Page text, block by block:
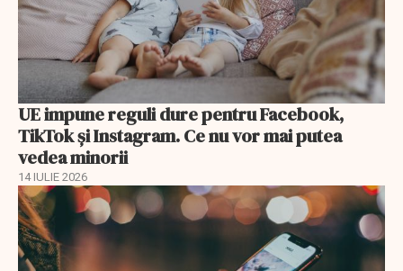
UE impune reguli dure pentru Facebook,
TikTok și Instagram. Ce nu vor mai putea
vedea minorii
14 IULIE 2026